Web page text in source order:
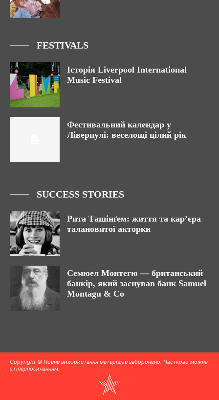
FESTIVALS
Історія Liverpool International
Music Festival
Фестивальний календар у
Ліверпулі: веселощі цілий рік
SUCCESS STORIES
Рита Ташінґем: життя та кар’єра
талановитої акторки
Семюел Монтегю — британський
банкір, який заснував банк Samuel
Montagu & Co
Copyright © Повне використання матеріалів заборонено. Частково можна
з гіперпосиланням.